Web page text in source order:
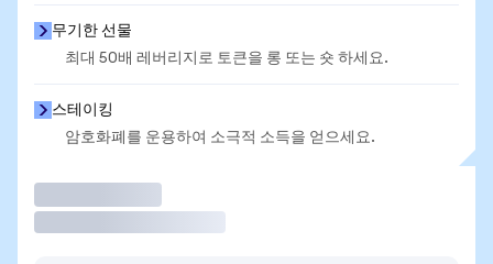
무기한 선물
최대 50배 레버리지로 토큰을 롱 또는 숏 하세요.
스테이킹
암호화폐를 운용하여 소극적 소득을 얻으세요.